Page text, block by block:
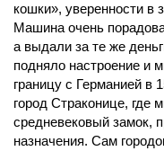
кошки», уверенности в
Машина очень
а выдали за те же
подняло настроение и
границу с Германией в
город Страконице, где
средневековый замок,
назначения. Сам